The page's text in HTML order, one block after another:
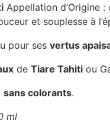
Appellation d’Origine
et souplesse à
pour ses vertus
de Tiare Tahiti ou
sans colorants.
ml